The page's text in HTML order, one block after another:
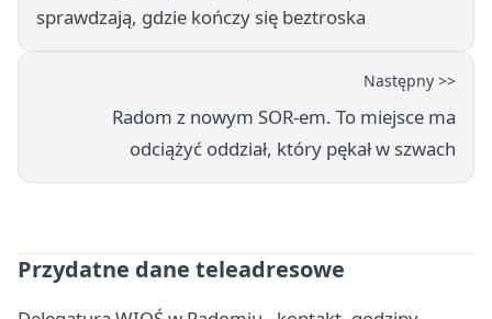
sprawdzają, gdzie kończy się beztroska
Następny >>
Radom z nowym SOR-em. To miejsce ma
odciążyć oddział, który pękał w szwach
Przydatne dane teleadresowe